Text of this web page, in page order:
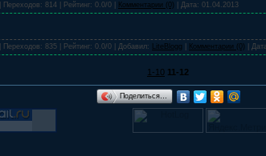
| Переходов: 814 | Рейтинг: 0.0/0 | Комментарии (0) | Дата: 01.04.2013
| Переходов: 835 | Рейтинг: 0.0/0 | Добавил: LiteBlogg Комментарии (0) |
1-10 11-12
Поделиться…